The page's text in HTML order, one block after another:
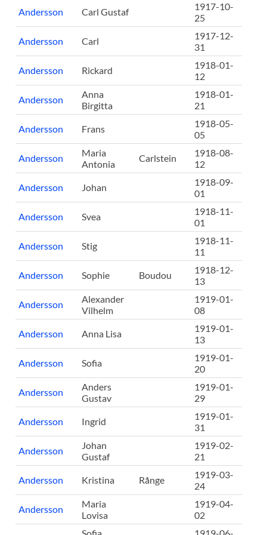
Andersson Carl Gustaf
1917-10-
25
Andersson Carl
1917-12-
31
Andersson Rickard
1918-01-
12
Andersson
Anna
Birgitta
1918-01-
21
Andersson Frans
1918-05-
05
Andersson
Maria
Antonia
Carlstein
1918-08-
12
Andersson Johan
1918-09-
01
Andersson Svea
1918-11-
01
Andersson Stig
1918-11-
11
Andersson Sophie Boudou
1918-12-
13
Andersson
Alexander
Vilhelm
1919-01-
08
Andersson Anna Lisa
1919-01-
13
Andersson Sofia
1919-01-
20
Andersson
Anders
Gustav
1919-01-
29
Andersson Ingrid
1919-01-
31
Andersson
Johan
Gustaf
1919-02-
21
Andersson Kristina Rånge
1919-03-
24
Andersson
Maria
Lovisa
1919-04-
02